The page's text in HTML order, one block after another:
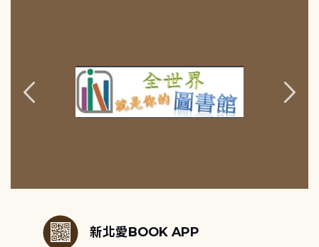
新北愛BOOK APP